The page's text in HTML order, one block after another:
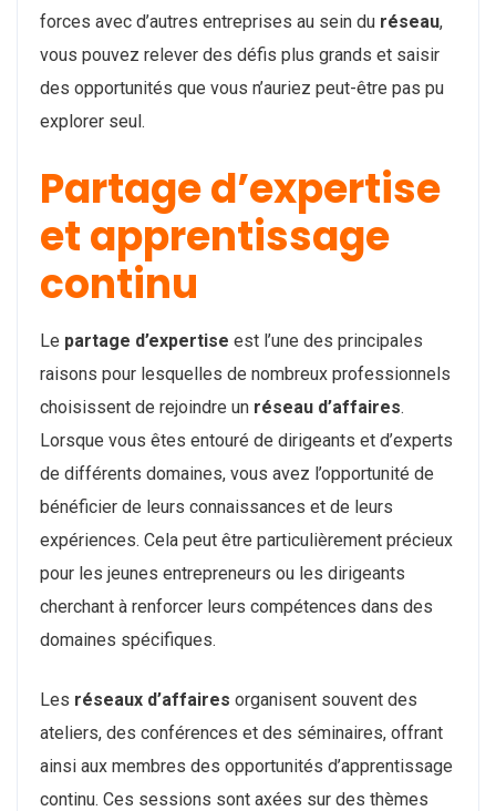
forces avec d’autres entreprises au sein du réseau,
vous pouvez relever des défis plus grands et saisir
des opportunités que vous n’auriez peut-être pas pu
explorer seul.
Partage d’expertise
et apprentissage
continu
Le partage d’expertise est l’une des principales
raisons pour lesquelles de nombreux professionnels
choisissent de rejoindre un réseau d’affaires.
Lorsque vous êtes entouré de dirigeants et d’experts
de différents domaines, vous avez l’opportunité de
bénéficier de leurs connaissances et de leurs
expériences. Cela peut être particulièrement précieux
pour les jeunes entrepreneurs ou les dirigeants
cherchant à renforcer leurs compétences dans des
domaines spécifiques.
Les réseaux d’affaires organisent souvent des
ateliers, des conférences et des séminaires, offrant
ainsi aux membres des opportunités d’apprentissage
continu. Ces sessions sont axées sur des thèmes